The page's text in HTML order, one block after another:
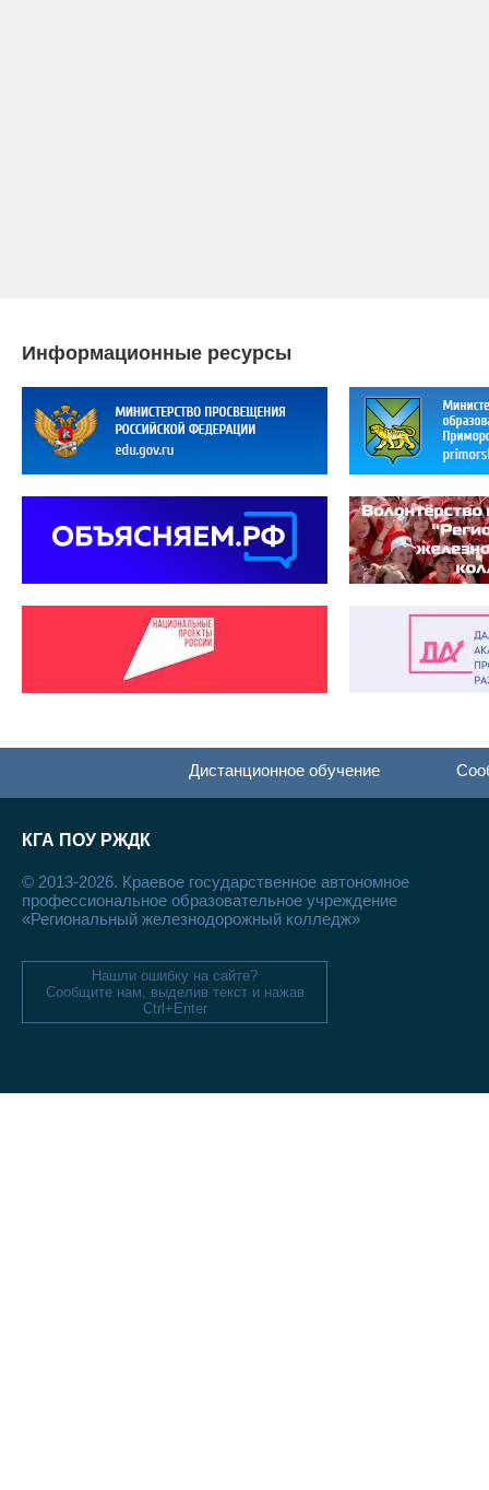
Информационные ресурсы
Дистанционное обучение
КГА ПОУ РЖДК
© 2013-2026. Краевое государственное автономное
профессиональное образовательное учреждение
«Региональный железнодорожный колледж»
Нашли ошибку на сайте?
Сообщите нам, выделив текст и нажав
Ctrl+Enter